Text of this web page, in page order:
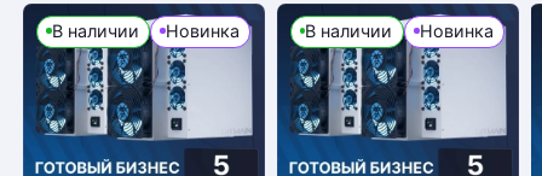
В наличии Новинка В наличии Новинка